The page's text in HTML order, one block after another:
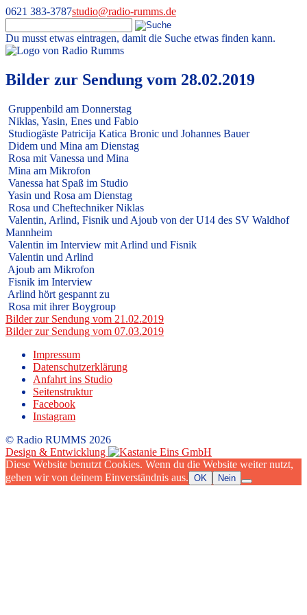
0621 383-3787studio@radio-rumms.de
Du musst etwas eintragen, damit die Suche etwas finden kann.
Skip
content
Radio RUMMS
Radio RUMMS ist ein Radioprojekt mit und für kranke Kinder und
Jugendliche in der Universitätsmedizin Mannheim.
Bilder zur Sendung vom 28.02.2019
Gruppenbild am Donnerstag
Niklas, Yasin, Enes und Fabio
Studiogäste Patricija Katica Bronic und Johannes Bauer
Didem und Mina am Dienstag
Rosa mit Vanessa und Mina
Mina am Mikrofon
Vanessa hat Spaß im Studio
Yasin und Rosa am Dienstag
Rosa und Cheftechniker Niklas
Valentin, Arlind, Fisnik und Ajoub von der U14 des SV Waldhof
Mannheim
Valentin im Interview mit Arlind und Fisnik
Valentin und Arlind
Ajoub am Mikrofon
Fisnik im Interview
Arlind hört gespannt zu
Rosa mit ihrer Boygroup
Beitragsnavigation
Bilder zur Sendung vom 21.02.2019
Bilder zur Sendung vom 07.03.2019
Impressum
Datenschutzerklärung
Anfahrt ins Studio
Seitenstruktur
Facebook
Instagram
© Radio RUMMS 2026
Design & Entwicklung
Diese Website benutzt Cookies. Wenn du die Website weiter nutzt,
gehen wir von deinem Einverständnis aus. OK Nein